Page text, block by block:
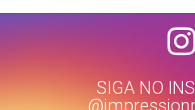
SIGA NO